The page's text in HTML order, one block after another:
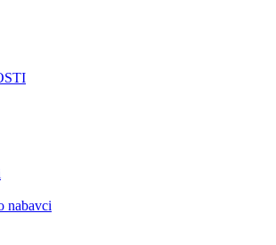
nabavci